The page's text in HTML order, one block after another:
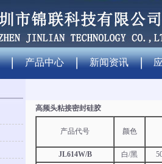
产品中心 新闻资讯
高频头粘接密封硅胶
产品代号 颜色
JL614W/B 白/黑